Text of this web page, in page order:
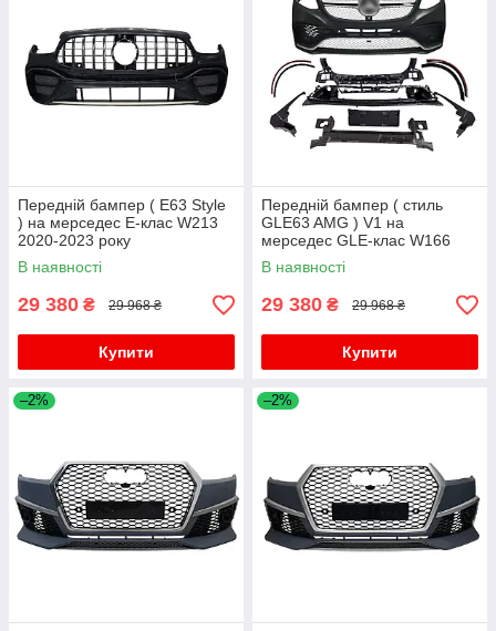
Передній бампер ( E63 Style
) на мерседес E-клас W213
2020-2023 року
В наявності
29 380 ₴ 29 968 ₴
Купити
Передній бампер ( стиль
GLE63 AMG ) V1 на
мерседес GLE-клас W166
2015-2018 року
В наявності
29 380 ₴ 29 968 ₴
Купити
–2% –2%